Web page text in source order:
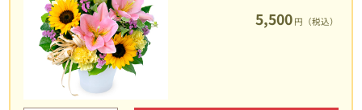
5,500 円（税込）